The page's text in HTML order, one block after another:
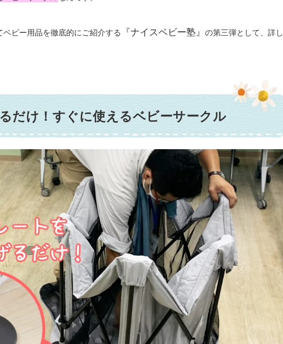
ビー用品を徹底的にご紹介する 『ナイスベビー塾』 の第三弾として、詳し
だけ！すぐに使えるベビーサークル